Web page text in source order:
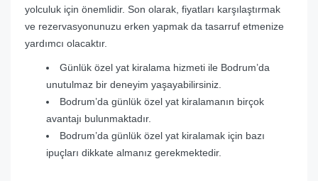
yolculuk için önemlidir. Son olarak, fiyatları karşılaştırmak
ve rezervasyonunuzu erken yapmak da tasarruf etmenize
yardımcı olacaktır.
Günlük özel yat kiralama hizmeti ile Bodrum’da
unutulmaz bir deneyim yaşayabilirsiniz.
Bodrum’da günlük özel yat kiralamanın birçok
avantajı bulunmaktadır.
Bodrum’da günlük özel yat kiralamak için bazı
ipuçları dikkate almanız gerekmektedir.